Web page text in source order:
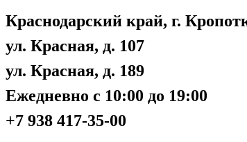
Краснодарский край, г.
ул. Красная, д. 107
ул. Красная, д. 189
Ежедневно с 10:00 до 19:00
+7 938 417-35-00